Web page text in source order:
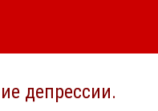
депрессии.